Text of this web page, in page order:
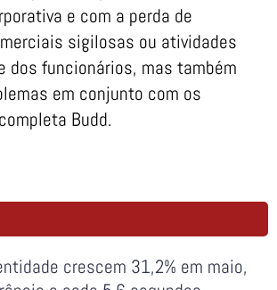
e com a perda de
sigilosas ou atividades
dos funcionários, mas também
em conjunto com os
Budd.
crescem 31,2% em maio,